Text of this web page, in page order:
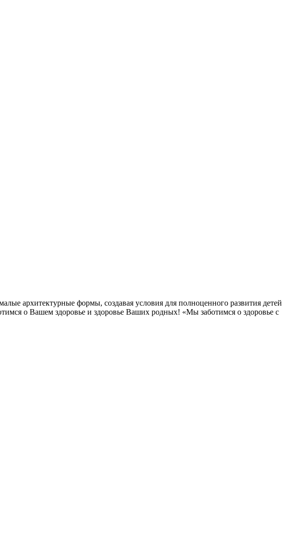
архитектурные формы, создавая условия для полноценного развития детей
о Вашем здоровье и здоровье Ваших родных! «Мы заботимся о здоровье с